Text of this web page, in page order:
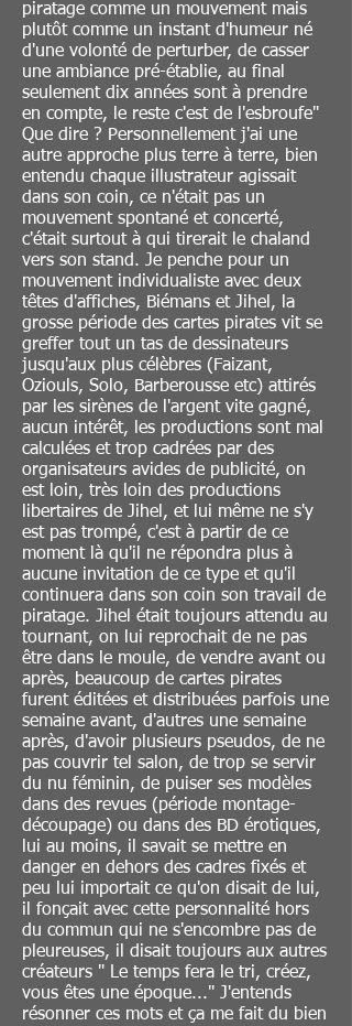
piratage comme un mouvement mais
plutôt comme un instant d'humeur né
d'une volonté de perturber, de casser
une ambiance pré-établie, au final
seulement dix années sont à prendre
en compte, le reste c'est de l'esbroufe"
Que dire ? Personnellement j'ai une
autre approche plus terre à terre, bien
entendu chaque illustrateur agissait
dans son coin, ce n'était pas un
mouvement spontané et concerté,
c'était surtout à qui tirerait le chaland
vers son stand. Je penche pour un
mouvement individualiste avec deux
têtes d'affiches, Biémans et Jihel, la
grosse période des cartes pirates vit se
greffer tout un tas de dessinateurs
jusqu'aux plus célèbres (Faizant,
Oziouls, Solo, Barberousse etc) attirés
par les sirènes de l'argent vite gagné,
aucun intérêt, les productions sont mal
calculées et trop cadrées par des
organisateurs avides de publicité, on
est loin, très loin des productions
libertaires de Jihel, et lui même ne s'y
est pas trompé, c'est à partir de ce
moment là qu'il ne répondra plus à
aucune invitation de ce type et qu'il
continuera dans son coin son travail de
piratage. Jihel était toujours attendu au
tournant, on lui reprochait de ne pas
être dans le moule, de vendre avant ou
après, beaucoup de cartes pirates
furent éditées et distribuées parfois une
semaine avant, d'autres une semaine
après, d'avoir plusieurs pseudos, de ne
pas couvrir tel salon, de trop se servir
du nu féminin, de puiser ses modèles
dans des revues (période montage-
découpage) ou dans des BD érotiques,
lui au moins, il savait se mettre en
danger en dehors des cadres fixés et
peu lui importait ce qu'on disait de lui,
il fonçait avec cette personnalité hors
du commun qui ne s'encombre pas de
pleureuses, il disait toujours aux autres
créateurs " Le temps fera le tri, créez,
vous êtes une époque..." J'entends
résonner ces mots et ça me fait du bien